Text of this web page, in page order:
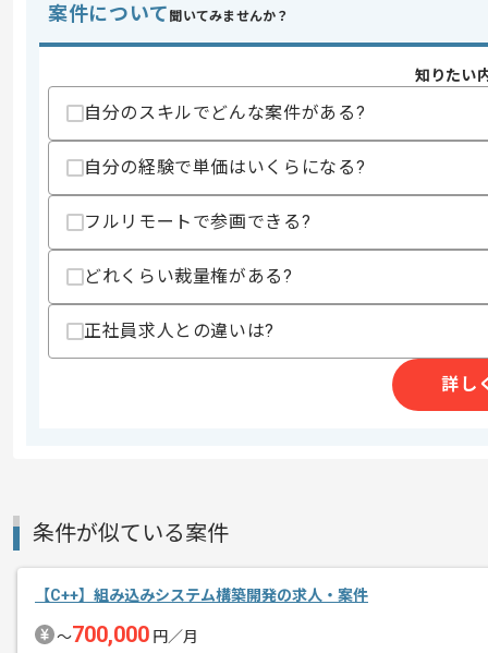
・C++、C#、Pythonのいずれかを用い
歓迎スキル
・開発業務において上流から下流まで
・​3D技術への興味
スキルに不安がある方へ
精算・お支払い
精算条件
精算基準時間
140時間〜180時間
募集人数
案件について 聞いてみませんか？
知りたい
自分のスキルでどんな案件がある?
自分の経験で単価はいくらになる?
フルリモートで参画できる?
どれくらい裁量権がある?
正社員求人との違いは?
詳し
条件が似ている案件
【C++】組み込みシステム構築開発の求人・案件
〜700,000 円／月